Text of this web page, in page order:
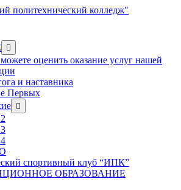
Show
sub
menu
оценить оказание услуг нашей
и наставника
Первых
Show
sub
спортивный клуб “ИПК”
ОБРАЗОВАНИЕ